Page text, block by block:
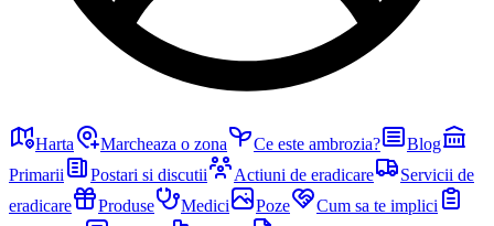
Harta Marcheaza o zona Ce este ambrozia?
Blog
Primarii
Postari si discutii Actiuni de eradicare
Servicii de
eradicare
Produse Medici Poze
Cum sa te implici